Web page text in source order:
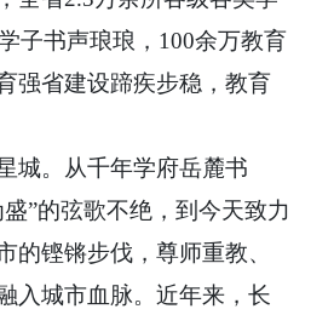
子书声琅琅，100余万教育
强省建设蹄疾步稳，教育
。从千年学府岳麓书
”的弦歌不绝，到今天致力
的铿锵步伐，尊师重教、
入城市血脉。近年来，长